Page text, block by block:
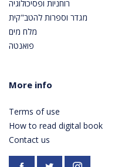
רוחניות ופסיכולוגיה
מגדר וספרות להטב"קית
מלח מים
פואנטה
More info
Terms of use
How to read digital book
Contact us